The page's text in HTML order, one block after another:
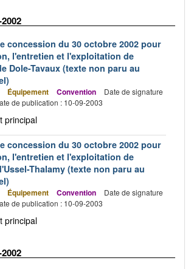
concession du 30 octobre 2002 pour
l'entretien et l'exploitation de
Dole-Tavaux (texte non paru au
Équipement Convention
Date de signature
de publication : 10-09-2003
principal
concession du 30 octobre 2002 pour
l'entretien et l'exploitation de
Thalamy (texte non paru au
Équipement Convention
Date de signature
de publication : 10-09-2003
principal